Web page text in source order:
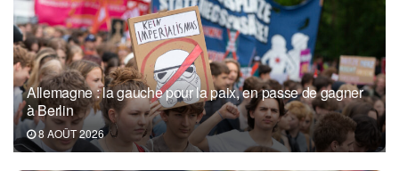
Allemagne : la gauche pour la paix, en passe de gagner
à Berlin
8 AOÛT 2026